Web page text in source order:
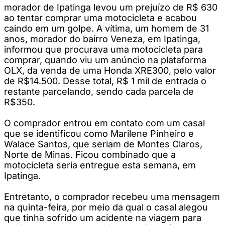
morador de Ipatinga levou um prejuízo de R$ 630
ao tentar comprar uma motocicleta e acabou
caindo em um golpe. A vítima, um homem de 31
anos, morador do bairro Veneza, em Ipatinga,
informou que procurava uma motocicleta para
comprar, quando viu um anúncio na plataforma
OLX, da venda de uma Honda XRE300, pelo valor
de R$14.500. Desse total, R$ 1 mil de entrada o
restante parcelando, sendo cada parcela de
R$350.
O comprador entrou em contato com um casal
que se identificou como Marilene Pinheiro e
Walace Santos, que seriam de Montes Claros,
Norte de Minas. Ficou combinado que a
motocicleta seria entregue esta semana, em
Ipatinga.
Entretanto, o comprador recebeu uma mensagem
na quinta-feira, por meio da qual o casal alegou
que tinha sofrido um acidente na viagem para